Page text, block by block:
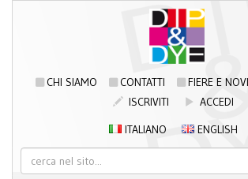
CHI SIAMO CONTATTI FIERE E
ISCRIVITI
ACCEDI
ITALIANO
ENGLISH